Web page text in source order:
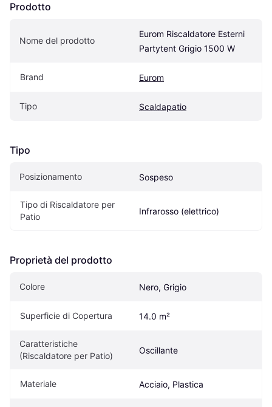
Prodotto
Nome del prodotto
Eurom Riscaldatore Esterni
Partytent Grigio 1500 W
Brand Eurom
Tipo Scaldapatio
Tipo
Posizionamento Sospeso
Tipo di Riscaldatore per
Patio
Infrarosso (elettrico)
Proprietà del prodotto
Colore Nero, Grigio
Superficie di Copertura 14.0 m²
Caratteristiche
(Riscaldatore per Patio)
Oscillante
Materiale Acciaio, Plastica